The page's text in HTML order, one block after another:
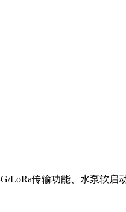
LoRa传输功能、水泵软启